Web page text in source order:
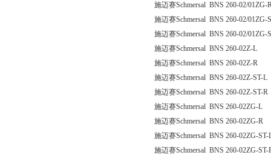
施迈赛Schmersal BNS 260-02/01ZG-
施迈赛Schmersal BNS 260-02/01ZG-
施迈赛Schmersal BNS 260-02/01ZG-
施迈赛Schmersal BNS 260-02Z-L
施迈赛Schmersal BNS 260-02Z-R
施迈赛Schmersal BNS 260-02Z-ST-L
施迈赛Schmersal BNS 260-02Z-ST-R
施迈赛Schmersal BNS 260-02ZG-L
施迈赛Schmersal BNS 260-02ZG-R
施迈赛Schmersal BNS 260-02ZG-ST-
施迈赛Schmersal BNS 260-02ZG-ST-